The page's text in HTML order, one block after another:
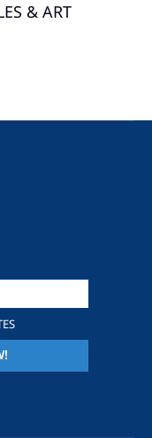
& ART